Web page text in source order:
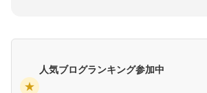
★
人気ブログランキング参加中